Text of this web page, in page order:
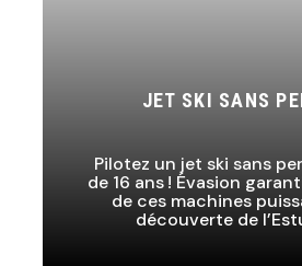
JET SKI SANS
Pilotez un jet ski sans
de 16 ans ! Évasion
de ces machines
découverte de